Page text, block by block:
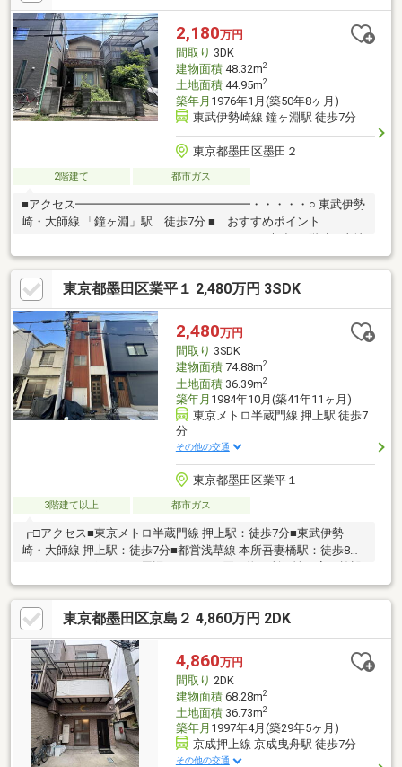
区立寺島中学校まで徒歩9分(約650ｍ)
2,180万円
間取り 3DK
建物面積48.32m2
土地面積44.95m2
築年月 1976年1月(築50年8ヶ月)
東武伊勢崎線 鐘ヶ淵駅 徒歩7分
東京都墨田区墨田２
2階建て 都市ガス
■アクセス━━━━━━━━━━━━━━━・・・・・○ 東武伊勢
崎・大師線 「鐘ヶ淵」駅 徒歩7分 ■ おすすめポイント
━━━━━━━━━━━━━━━・・・・・ ○ 木造／2階建○ 土地
面積／44.95平米 ○ 建物面積／48.32平米 ○ スーパー・コンビニ・
ドラッグストアが徒歩5分圏内にあり、お買物に便利です ○ 建ぺ
い率 80%○ 容積率 200％○ 建築条件付売地ではありませんお好
きなハウスメーカー・工務店にて建築可能です ■ ご希望の住ま
い探しをお手伝いします ━━━━━・・・物件の詳細・ご相談は
お気軽にお問い合わせください
東京都墨田区業平１ 2,480万円 3SDK
2,480万円
間取り 3SDK
建物面積74.88m2
土地面積36.39m2
築年月 1984年10月(築41年11ヶ月)
東京メトロ半蔵門線 押上駅 徒歩7
分
その他の交通
東京都墨田区業平１
3階建て以上 都市ガス
┏□アクセス■東京メトロ半蔵門線 押上駅：徒歩7分■東武伊勢
崎・大師線 押上駅：徒歩7分■都営浅草線 本所吾妻橋駅：徒歩8分
が多数点在■墨田区業平アドレスの戸建■鉄骨造3階建て■ご自身で
リフォームをご検討いただけます。〈備考〉■民泊・旅館業不可■
間口：約3.6m■契約不適合責任 免責■設備の修復義務 免責■名
義変更料2417010円（買主負担）■建替え承諾料（構造変更に伴う
大規模修繕を含む 1073505円（買主負担）
東京都墨田区京島２ 4,860万円 2DK
4,860万円
間取り 2DK
建物面積68.28m2
土地面積36.73m2
築年月 1997年4月(築29年5ヶ月)
京成押上線 京成曳舟駅 徒歩7分
その他の交通